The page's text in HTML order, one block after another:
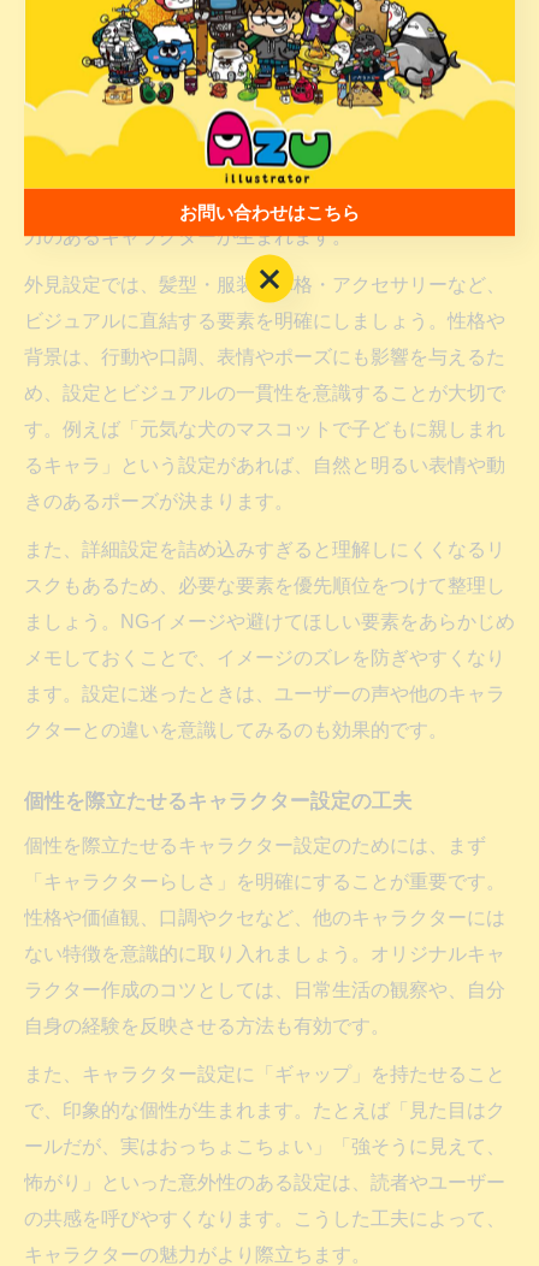
キャラクター制作に必要な詳細設定の考え方
キャラクター制作では、詳細な設定が個性やリアリティ
を生み出す鍵となります。詳細設定には、外見・性格・
背景・世界観との関係性など、さまざまな要素が含まれ
ます。これらをバランスよく組み合わせることで、説得
力のあるキャラクターが生まれます。
外見設定では、髪型・服装・体格・アクセサリーなど、
ビジュアルに直結する要素を明確にしましょう。性格や
背景は、行動や口調、表情やポーズにも影響を与えるた
め、設定とビジュアルの一貫性を意識することが大切で
す。例えば「元気な犬のマスコットで子どもに親しまれ
るキャラ」という設定があれば、自然と明るい表情や動
きのあるポーズが決まります。
また、詳細設定を詰め込みすぎると理解しにくくなるリ
スクもあるため、必要な要素を優先順位をつけて整理し
ましょう。NGイメージや避けてほしい要素をあらかじめ
メモしておくことで、イメージのズレを防ぎやすくなり
ます。設定に迷ったときは、ユーザーの声や他のキャラ
クターとの違いを意識してみるのも効果的です。
個性を際立たせるキャラクター設定の工夫
個性を際立たせるキャラクター設定のためには、まず
「キャラクターらしさ」を明確にすることが重要です。
性格や価値観、口調やクセなど、他のキャラクターには
ない特徴を意識的に取り入れましょう。オリジナルキャ
ラクター作成のコツとしては、日常生活の観察や、自分
自身の経験を反映させる方法も有効です。
また、キャラクター設定に「ギャップ」を持たせること
で、印象的な個性が生まれます。たとえば「見た目はク
ールだが、実はおっちょこちょい」「強そうに見えて、
怖がり」といった意外性のある設定は、読者やユーザー
の共感を呼びやすくなります。こうした工夫によって、
キャラクターの魅力がより際立ちます。
お問い合わせはこちら
お問い合わせはこちら